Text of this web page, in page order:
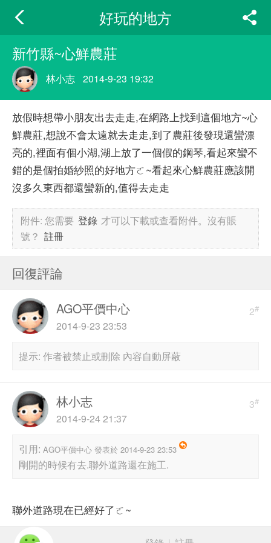
好玩的地方
新竹縣~心鮮農莊
林小志 2014-9-23 19:32
放假時想帶小朋友出去走走,在網路上找到這個地方~心
鮮農莊,想說不會太遠就去走走,到了農莊後發現還蠻漂
亮的,裡面有個小湖,湖上放了一個假的鋼琴,看起來蠻不
錯的是個拍婚紗照的好地方ㄛ~看起來心鮮農莊應該開
沒多久東西都還蠻新的,值得去走走
附件:您需要 登錄 才可以下載或查看附件。沒有賬
號？ 註冊
回復評論
2#
AGO平價中心
2014-9-23 23:53
提示: 作者被禁止或刪除 內容自動屏蔽
3#
林小志
2014-9-24 21:37
引用: AGO平價中心 發表於 2014-9-23 23:53
剛開的時候有去.聯外道路還在施工.
聯外道路現在已經好了ㄛ~